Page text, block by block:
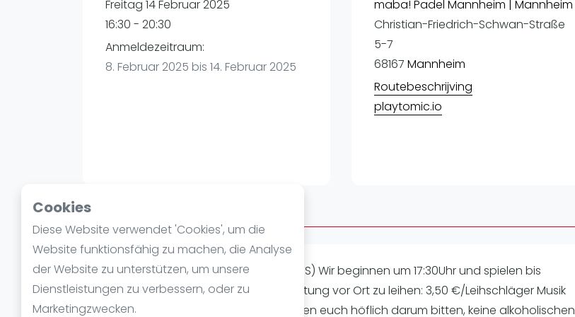
Cookies
Diese Website verwendet 'Cookies', um die
Website funktionsfähig zu machen, die Analyse
der Website zu unterstützen, um unsere
Dienstleistungen zu verbessern, oder zu
Marketingzwecken.
Verschiedenes
Freitag 14 Februar 2025
16:30 - 20:30
Anmeldezeitraum:
8. Februar 2025 bis 14. Februar 2025
maba! Padel Mannheim | Mannheim
Christian-Friedrich-Schwan-Straße
5-7
68167 Mannheim
Routebeschrijving
playtomic.io
Über AFTERWORK FREITAG
AFTER WORK PADEL (4 INDOOR COURTS) Wir beginnen um 17:30Uhr und spielen bis
21:30Uhr. Spielstärke: Alle Level Ausrüstung vor Ort zu leihen: 3,50 €/Leihschläger Musik
und ganz viel Padelspaß! Wir möchten euch höflich darum bitten, keine alkoholischen